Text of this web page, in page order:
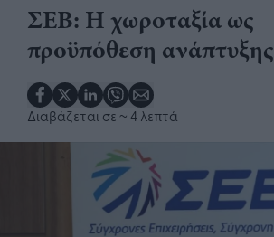
ΣΕΒ: Η χωροταξία ως
προϋπόθεση ανάπτυξης
Διαβάζεται σε ~ 4 λεπτά